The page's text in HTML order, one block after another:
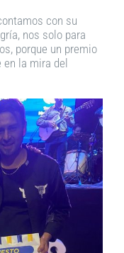
con su
nos solo para
porque un premio
la mira del